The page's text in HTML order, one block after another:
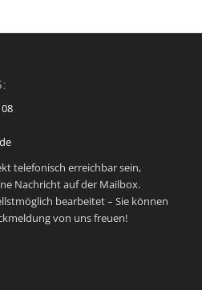
telefonisch erreichbar sein,
Nachricht auf der Mailbox.
bearbeitet – Sie können
von uns freuen!